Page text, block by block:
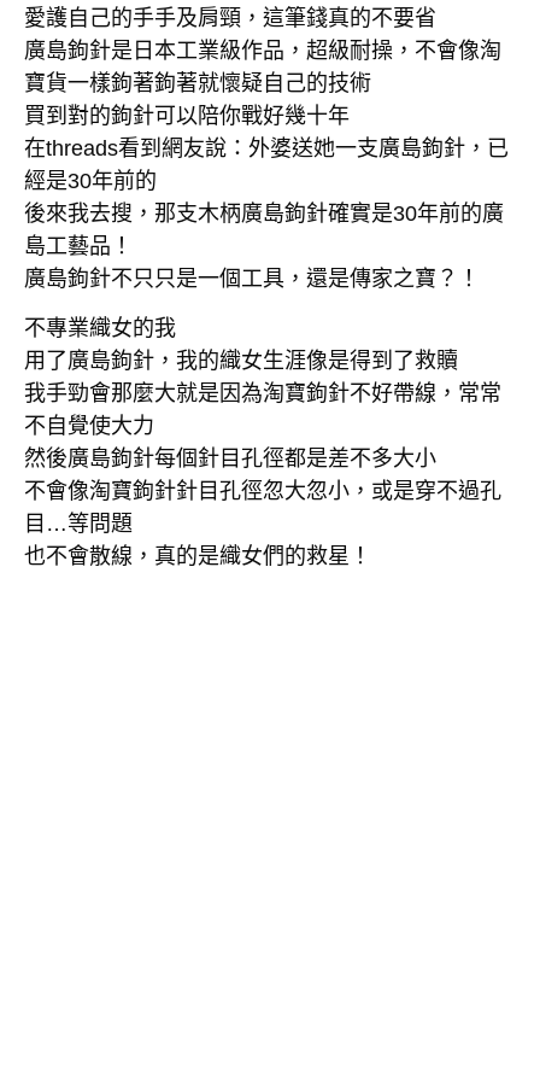
愛護自己的手手及肩頸，這筆錢真的不要省
廣島鉤針是日本工業級作品，超級耐操，不會像淘
寶貨一樣鉤著鉤著就懷疑自己的技術
買到對的鉤針可以陪你戰好幾十年
在threads看到網友說：外婆送她一支廣島鉤針，已
經是30年前的
後來我去搜，那支木柄廣島鉤針確實是30年前的廣
島工藝品！
廣島鉤針不只只是一個工具，還是傳家之寶？！
不專業織女的我
用了廣島鉤針，我的織女生涯像是得到了救贖
我手勁會那麼大就是因為淘寶鉤針不好帶線，常常
不自覺使大力
然後廣島鉤針每個針目孔徑都是差不多大小
不會像淘寶鉤針針目孔徑忽大忽小，或是穿不過孔
目…等問題
也不會散線，真的是織女們的救星！